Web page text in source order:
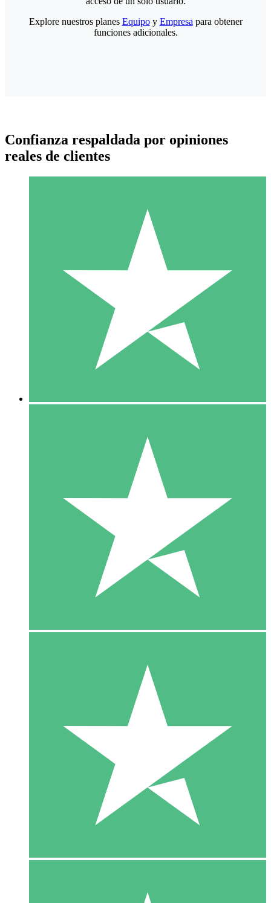
Paquetes de Créditos Individuales
Paga según el uso con créditos de descarga. Sin compromiso
10 00
10 Descargas
20 00
Explore nuestros planes Equipoy Empresa para obtener
funciones adicionales.
Confianza respaldada por opiniones
reales de clientes